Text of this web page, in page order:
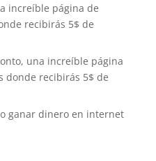
increíble página de
recibirás 5$ de
una increíble página
donde recibirás 5$ de
ganar dinero en internet